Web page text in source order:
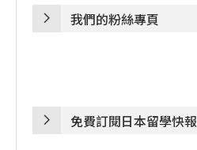
我們的粉絲專頁
免費訂閱日本留學快報